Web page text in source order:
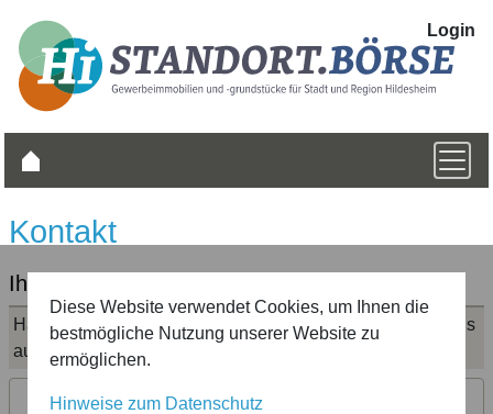
Login
Kontakt
Ihre Ansprechpartner
Haben Sie Fragen? Dann nehmen Sie bitte Kontakt mit uns
auf. Wir helfen Ihnen gerne weiter.
Im Bereich der Städte und Gemeinden im Landkreis
Diese Website verwendet Cookies, um Ihnen die
bestmögliche Nutzung unserer Website zu
ermöglichen.
Hinweise zum Datenschutz